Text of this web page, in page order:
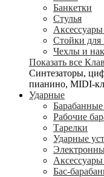
Банкетки
Стулья
Стойки
Чехлы и
Показать все
Синтезаторы,
пианино, MIDI-
Ударные
Рабочие
Тарелки
Ударные
Бас-